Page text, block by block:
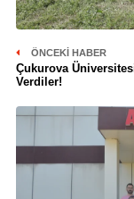
ÖNCEKI HABER
Çukurova
Verdiler!